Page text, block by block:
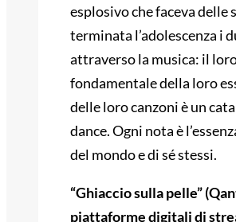
esplosivo che faceva
terminata l’adolescenza i
attraverso la musica: il
fondamentale della loro
delle loro canzoni è un
dance. Ogni nota è
del mondo e di sé stessi.
“Ghiaccio sulla pelle”
piattaforme digitali di